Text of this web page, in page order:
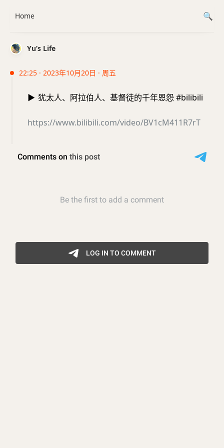
Yu’s Life
22:25 · 2023年10月20日 · 周五
▶️ 犹太人、阿拉伯人、基督徒的千年恩怨 #bilibili
https://www.bilibili.com/video/BV1cM411R7rT
Home